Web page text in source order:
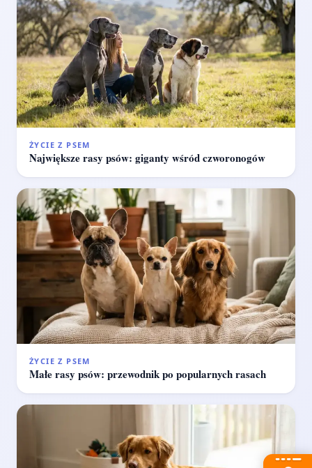
ŻYCIE Z PSEM
Największe rasy psów: giganty wśród czworonogów
ŻYCIE Z PSEM
Małe rasy psów: przewodnik po popularnych rasach